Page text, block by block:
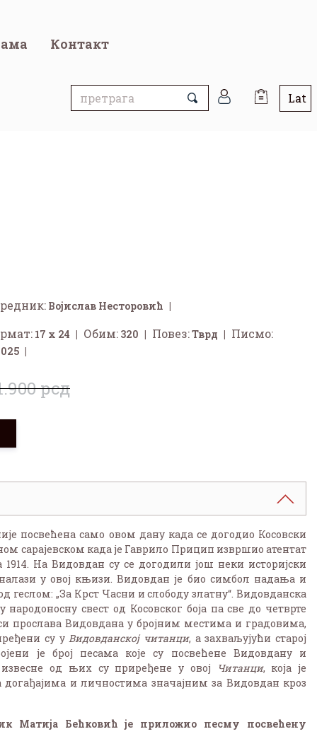
Контакт
Војислав Несторовић
17 x 24 Обим: 320 Повез:Тврд Писмо:
рсд
посвећена само овом дану када се догодио Косовски
сарајевском када је Гаврило Прицип извршио атентат
На Видовдан су се догодили још неки историјски
у овој књизи. Видовдан је био симбол надања и
геслом: „За Крст Часни и слободу златну“. Видовданска
народоносну свест од Косовског боја па све до четврте
прослава Видовдана у бројним местима и градовима,
су уВидовданској читанци, а захваљујући старој
је број песама које су посвећене Видовдану и
од њих су приређене у овој
Читанци, која је
и личностима значајним за Видовдан кроз
Матија Бећковић је приложио песму посвећену